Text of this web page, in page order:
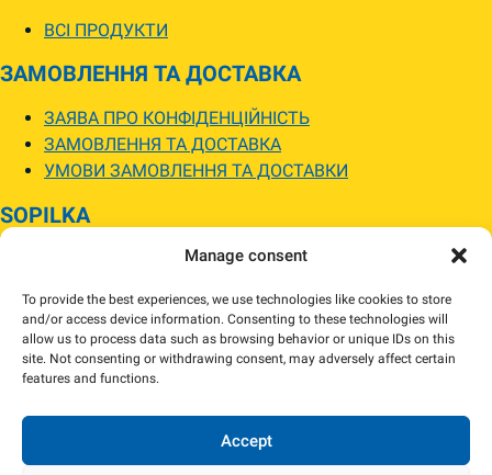
Manage consent
To provide the best experiences, we use technologies like cookies to store
and/or access device information. Consenting to these technologies will
allow us to process data such as browsing behavior or unique IDs on this
site. Not consenting or withdrawing consent, may adversely affect certain
features and functions.
Accept
ВСІ ПРОДУКТИ
ЗАМОВЛЕННЯ ТА ДОСТАВКА
ЗАЯВА ПРО КОНФІДЕНЦІЙНІСТЬ
ЗАМОВЛЕННЯ ТА ДОСТАВКА
УМОВИ ЗАМОВЛЕННЯ ТА ДОСТАВКИ
SOPILKA
МАГАЗИНИ SOPILKA
НОВИНИ
Зображення товарів на вебсайті можуть відрізнятися від їхнього
За потреби ми зв’яжемося та погодимо заміну.